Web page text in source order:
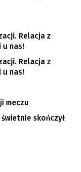
Relacja z
u nas!
Relacja z
u nas!
meczu
skończył